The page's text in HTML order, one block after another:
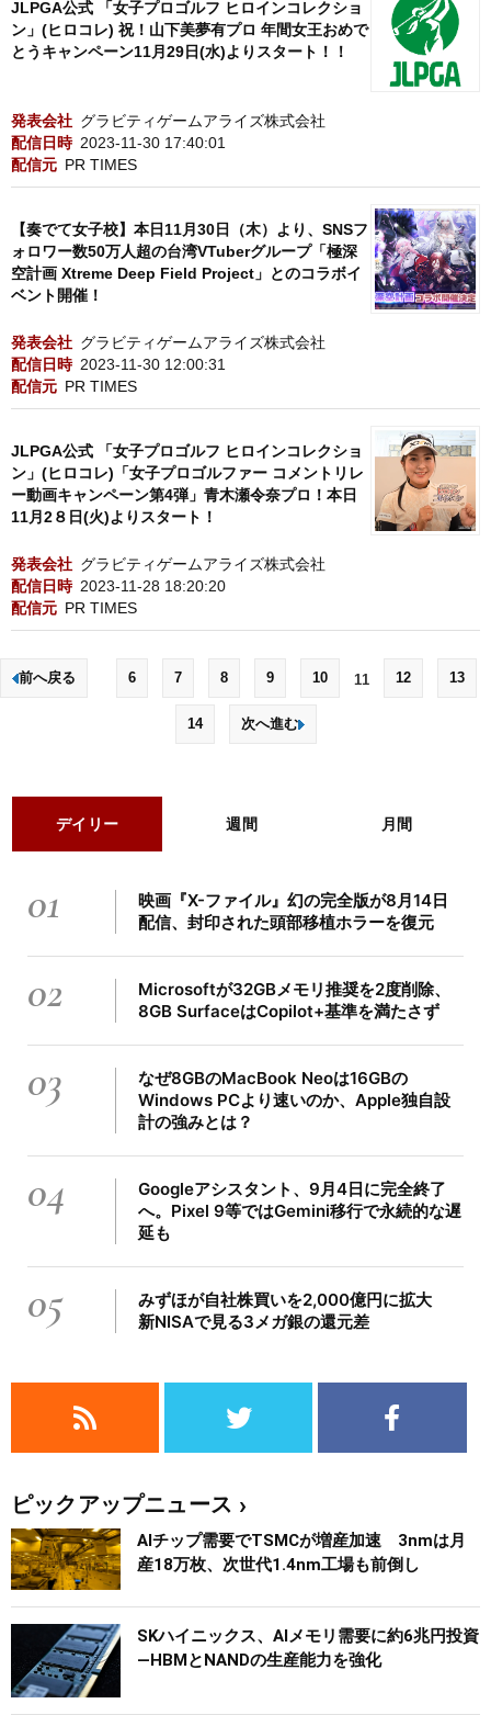
JLPGA公式 「女子プロゴルフ ヒロインコレクショ
ン」(ヒロコレ) 祝！山下美夢有プロ 年間女王おめで
とうキャンペーン11月29日(水)よりスタート！！
発表会社 グラビティゲームアライズ株式会社
配信日時 2023-11-30 17:40:01
配信元 PR TIMES
【奏でて女子校】本日11月30日（木）より、SNSフ
ォロワー数50万人超の台湾VTuberグループ「極深
空計画 Xtreme Deep Field Project」とのコラボイ
ベント開催！
発表会社 グラビティゲームアライズ株式会社
配信日時 2023-11-30 12:00:31
配信元 PR TIMES
JLPGA公式 「女子プロゴルフ ヒロインコレクショ
ン」(ヒロコレ)「女子プロゴルファー コメントリレ
ー動画キャンペーン第4弾」青木瀬令奈プロ！本日
11月2８日(火)よりスタート！
発表会社 グラビティゲームアライズ株式会社
配信日時 2023-11-28 18:20:20
配信元 PR TIMES
前へ戻る 6 7 8 9 10 11 12 13
14 次へ進む
デイリー 週間 月間
01
映画『X-ファイル』幻の完全版が8月14日
配信、封印された頭部移植ホラーを復元
02
Microsoftが32GBメモリ推奨を2度削除、
8GB SurfaceはCopilot+基準を満たさず
03
なぜ8GBのMacBook Neoは16GBの
Windows PCより速いのか、Apple独自設
計の強みとは？
04
Googleアシスタント、9月4日に完全終了
へ。Pixel 9等ではGemini移行で永続的な遅
延も
05
みずほが自社株買いを2,000億円に拡大
新NISAで見る3メガ銀の還元差
ピックアップニュース
AIチップ需要でTSMCが増産加速 3nmは月
産18万枚、次世代1.4nm工場も前倒し
SKハイニックス、AIメモリ需要に約6兆円投資
―HBMとNANDの生産能力を強化